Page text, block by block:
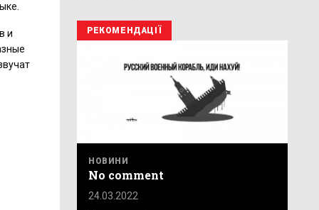
и
РЕКОМЕНДАЦІЇ
НОВИНИ
No comment
24.03.2022